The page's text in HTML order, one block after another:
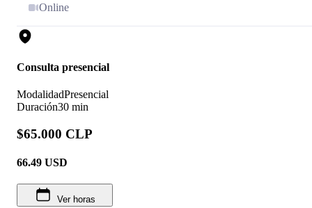
Online
Consulta presencial
ModalidadPresencial
Duración30 min
$65.000 CLP
66.49 USD
Ver horas